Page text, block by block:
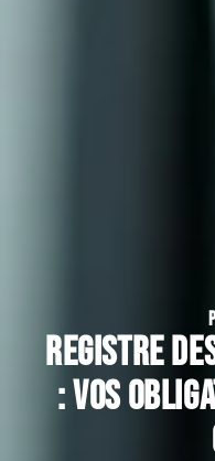
Registre
: vos